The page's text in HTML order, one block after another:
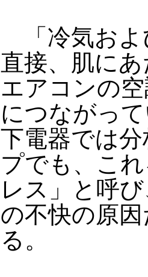
「冷気およ
直接、肌に
エアコンの
につながっ
下電器では
プでも、こ
レス」と呼
の不快の原
る。